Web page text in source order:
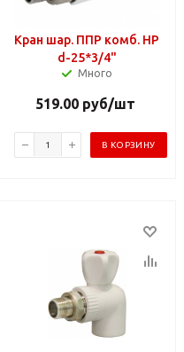
Кран шар. ППР комб. НР
d-25*3/4"
Много
519.00руб/шт
В КОРЗИНУ